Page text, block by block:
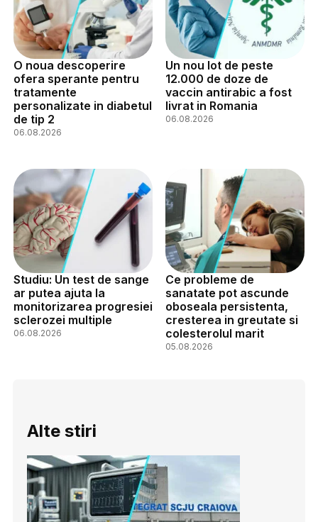
O noua descoperire
ofera sperante pentru
tratamente
personalizate in diabetul
de tip 2
06.08.2026
Un nou lot de peste
12.000 de doze de
vaccin antirabic a fost
livrat in Romania
06.08.2026
Studiu: Un test de sange
ar putea ajuta la
monitorizarea progresiei
sclerozei multiple
06.08.2026
Ce probleme de
sanatate pot ascunde
oboseala persistenta,
cresterea in greutate si
colesterolul marit
05.08.2026
Alte stiri